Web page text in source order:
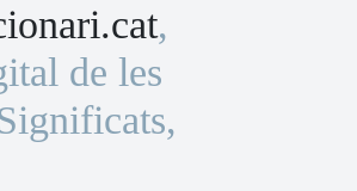
,
de les